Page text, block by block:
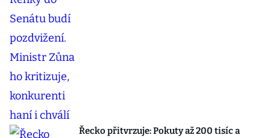
Řecko přitvrzuje: Pokuty až 200 tisíc a